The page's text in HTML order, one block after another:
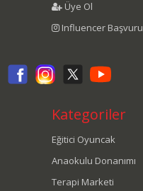
Üye Ol
Influencer Başvuru
Kategoriler
Eğitici Oyuncak
Anaokulu Donanımı
Terapi Marketi